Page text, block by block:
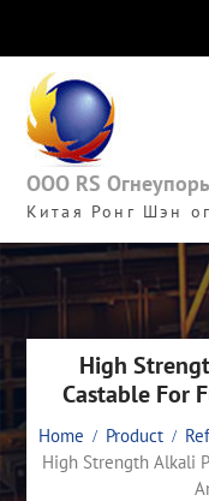
content
ООО RS
Китая Ронг Шэн
High
Castable For
Home Product
High Strength Alkali